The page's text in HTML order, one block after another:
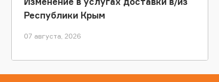
Республики Крым
07 августа, 2026